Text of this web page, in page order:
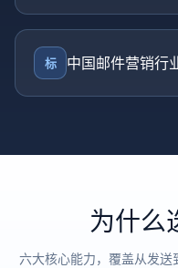
标 中国邮件营销行
为什么
六大核心能力，覆盖从发